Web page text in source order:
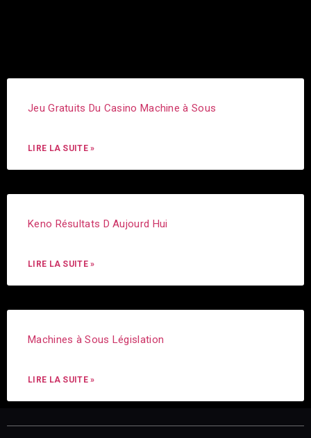
Jeu Gratuits Du Casino Machine à Sous
LIRE LA SUITE »
Keno Résultats D Aujourd Hui
LIRE LA SUITE »
Machines à Sous Législation
LIRE LA SUITE »